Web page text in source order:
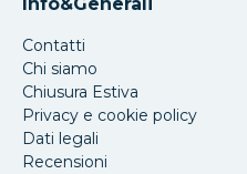
Contatti
Chi siamo
Chiusura Estiva
Privacy e cookie policy
Dati legali
Recensioni